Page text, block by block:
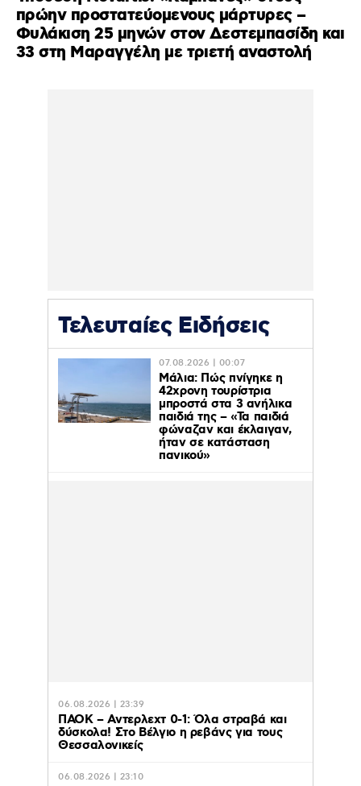
πρώην προστατεύομενους μάρτυρες –
Φυλάκιση 25 μηνών στον Δεστεμπασίδη και
33 στη Μαραγγέλη με τριετή αναστολή
Τελευταίες Ειδήσεις
07.08.2026 | 00:07
Μάλια: Πώς πνίγηκε η
42χρονη τουρίστρια
μπροστά στα 3 ανήλικα
παιδιά της – «Τα παιδιά
φώναζαν και έκλαιγαν,
ήταν σε κατάσταση
πανικού»
06.08.2026 | 23:39
ΠΑΟΚ – Αντερλεχτ 0-1: Όλα στραβά και
δύσκολα! Στο Βέλγιο η ρεβάνς για τους
Θεσσαλονικείς
06.08.2026 | 23:10